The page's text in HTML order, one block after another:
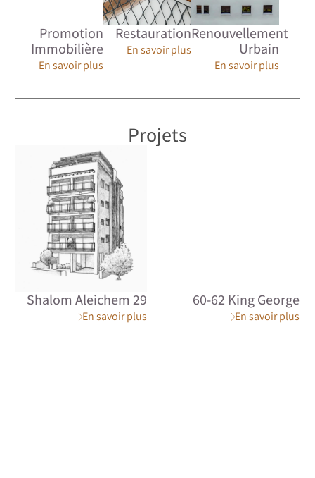
Promotion
Immobilière
En savoir plus
Restauration
En savoir plus
Renouvellement
Urbain
En savoir plus
Projets
Shalom Aleichem 29
En savoir plus
60-62 King George
En savoir plus